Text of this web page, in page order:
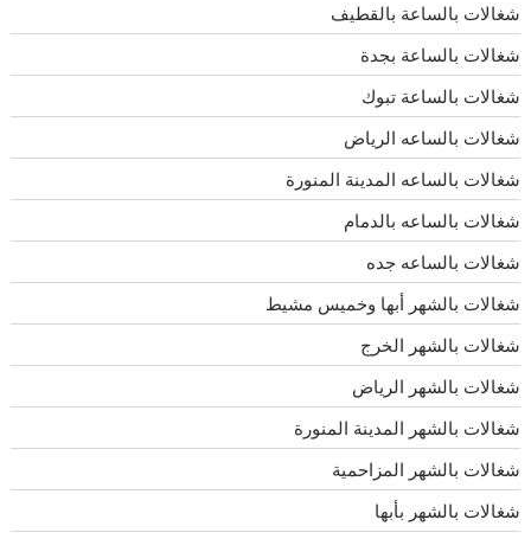
شغالات بالساعة بالقطيف
شغالات بالساعة بجدة
شغالات بالساعة تبوك
شغالات بالساعه الرياض
شغالات بالساعه المدينة المنورة
شغالات بالساعه بالدمام
شغالات بالساعه جده
شغالات بالشهر أبها وخميس مشيط
شغالات بالشهر الخرج
شغالات بالشهر الرياض
شغالات بالشهر المدينة المنورة
شغالات بالشهر المزاحمية
شغالات بالشهر بأبها